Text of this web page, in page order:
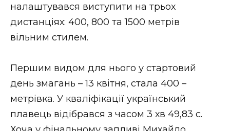
НОВИНИ ЗАХІДНОЇ УКРАЇНИ
налаштувався виступити на трьох
дистанціях: 400, 800 та 1500 метрів
вільним стилем.
Першим видом для нього у стартовий
день змагань – 13 квітня, стала 400 –
метрівка. У кваліфікації український
плавець відібрався з часом 3 хв 49,83 с.